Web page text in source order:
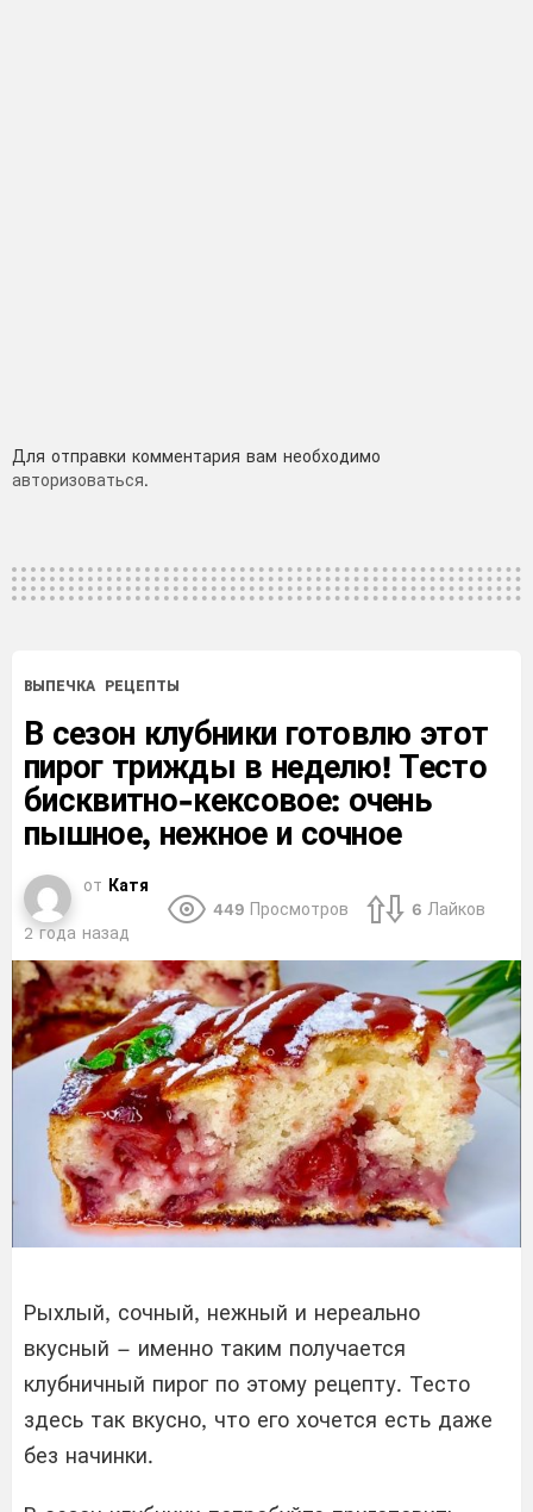
Добавить
комментарий
Для отправки комментария вам необходимо
авторизоваться.
ВЫПЕЧКА РЕЦЕПТЫ
В сезон клубники готовлю этот
пирог трижды в неделю! Тесто
бисквитно-кексовое: очень
пышное, нежное и сочное
от Катя
2 года назад
449 Просмотров 6 Лайков
Рыхлый, сочный, нежный и нереально
вкусный – именно таким получается
клубничный пирог по этому рецепту. Тесто
здесь так вкусно, что его хочется есть даже
без начинки.